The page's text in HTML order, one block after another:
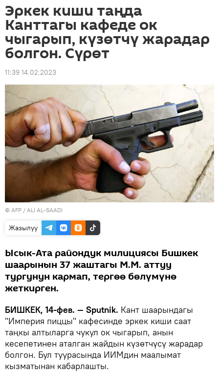
Эркек киши таңда
Канттагы кафеде ок
чыгарып, күзөтчү жарадар
болгон. Сүрөт
11:39 14.02.2023
© AFP / ALI AL-SAADI
Жазылуу
Ысык-Ата райондук милициясы Бишкек
шаарынын 37 жаштагы М.М. аттуу
тургунун кармап, тергөө бөлүмүнө
жеткирген.
БИШКЕК, 14-фев. — Sputnik. Кант шаарындагы
"Империя пиццы" кафесинде эркек киши саат
таңкы алтыларга чукул ок чыгарып, анын
кесепетинен аталган жайдын күзөтчүсү жарадар
болгон. Бул туурасында ИИМдин маалымат
кызматынан кабарлашты.